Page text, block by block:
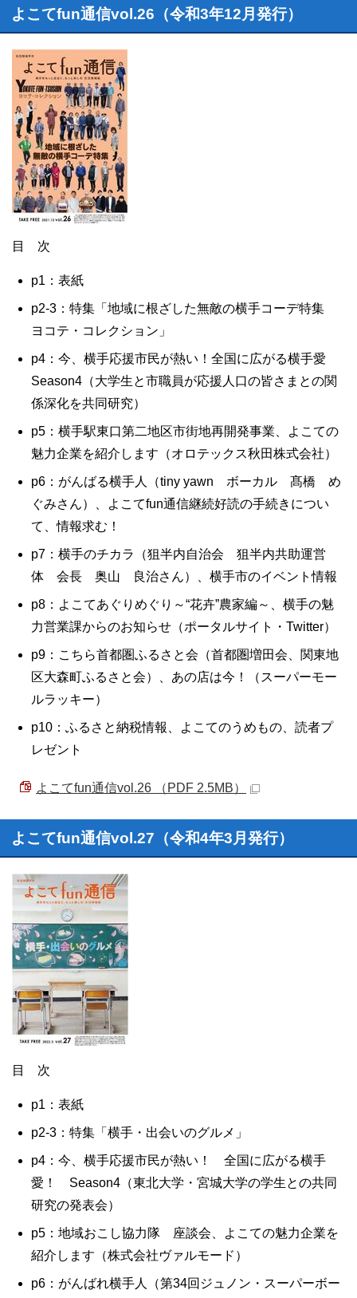
よこてfun通信vol.26（令和3年12月発行）
目 次
p1：表紙
p2-3：特集「地域に根ざした無敵の横手コーデ特集
ヨコテ・コレクション」
p4：今、横手応援市民が熱い！全国に広がる横手愛
Season4（大学生と市職員が応援人口の皆さまとの関
係深化を共同研究）
p5：横手駅東口第二地区市街地再開発事業、よこての
魅力企業を紹介します（オロテックス秋田株式会社）
p6：がんばる横手人（tiny yawn ボーカル 髙橋 め
ぐみさん）、よこてfun通信継続好読の手続きについ
て、情報求む！
p7：横手のチカラ（狙半内自治会 狙半内共助運営
体 会長 奥山 良治さん）、横手市のイベント情報
p8：よこてあぐりめぐり～“花卉”農家編～、横手の魅
力営業課からのお知らせ（ポータルサイト・Twitter）
p9：こちら首都圏ふるさと会（首都圏増田会、関東地
区大森町ふるさと会）、あの店は今！（スーパーモー
ルラッキー）
p10：ふるさと納税情報、よこてのうめもの、読者プ
レゼント
よこてfun通信vol.26 （PDF 2.5MB）
よこてfun通信vol.27（令和4年3月発行）
目 次
p1：表紙
p2-3：特集「横手・出会いのグルメ」
p4：今、横手応援市民が熱い！ 全国に広がる横手
愛！ Season4（東北大学・宮城大学の学生との共同
研究の発表会）
p5：地域おこし協力隊 座談会、よこての魅力企業を
紹介します（株式会社ヴァルモード）
p6：がんばれ横手人（第34回ジュノン・スーパーボー